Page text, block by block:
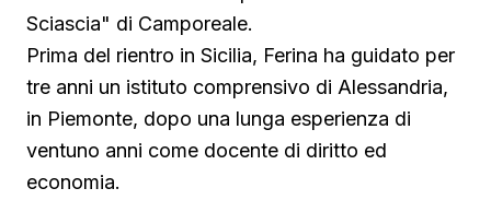
Sciascia" di Camporeale.
Prima del rientro in Sicilia, Ferina ha guidato per
tre anni un istituto comprensivo di Alessandria,
in Piemonte, dopo una lunga esperienza di
ventuno anni come docente di diritto ed
economia.